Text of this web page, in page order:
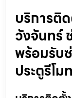
บริการติ
วังจันทร์
พร้อมรับ
ประตูรีโ